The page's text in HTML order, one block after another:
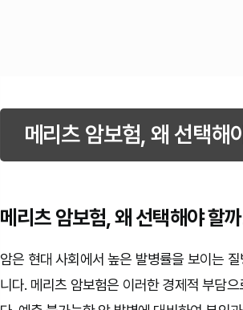
메리츠 암보험, 왜 선택해
메리츠 암보험, 왜 선택해야 할
암은 현대 사회에서 높은 발병률을 보이는
니다. 메리츠 암보험은 이러한 경제적 부담